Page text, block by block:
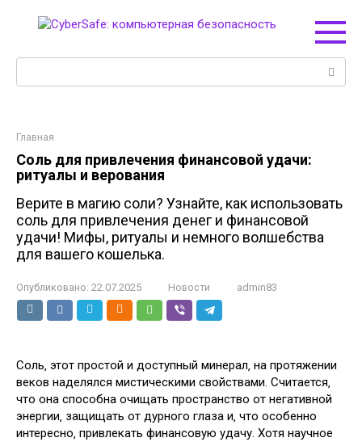
Главная
Соль для привлечения финансовой удачи:
ритуалы и верования
Верите в магию соли? Узнайте, как использовать
соль для привлечения денег и финансовой
удачи! Мифы, ритуалы и немного волшебства
для вашего кошелька.
Опубликовано: 22.07.2025 Новости admin83
Соль‚ этот простой и доступный минерал‚ на протяжении
веков наделялся мистическими свойствами. Считается‚
что она способна очищать пространство от негативной
энергии‚ защищать от дурного глаза и‚ что особенно
интересно‚ привлекать финансовую удачу. Хотя научное